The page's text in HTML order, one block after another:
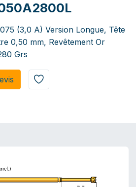
(3,0 A) Version Longue, Tête
0,50 mm, Revêtement Or
Grs